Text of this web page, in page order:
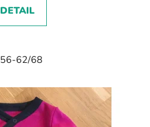
DETAIL
56-62/68